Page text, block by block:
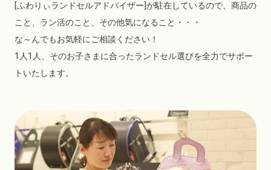
[ふわりぃランドセルアドバイザー]が駐在しているので、商品の
こと、ラン活のこと、その他気になること・・・
な～んでもお気軽にご相談ください！
1人1人、そのお子さまに合ったランドセル選びを全力でサポー
トいたします。